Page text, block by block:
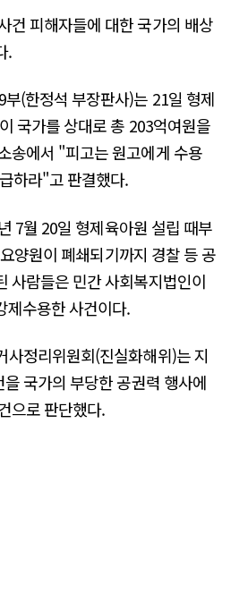
건 피해자들에 대한 국가의 배상
.
(한정석 부장판사)는 21일 형제
국가를 상대로 총 203억여원을
송에서 "피고는 원고에게 수용
하라"고 판결했다.
7월 20일 형제육아원 설립 때부
양원이 폐쇄되기까지 경찰 등 공
사람들은 민간 사회복지법인이
제수용한 사건이다.
사정리위원회(진실화해위)는 지
국가의 부당한 공권력 행사에
으로 판단했다.